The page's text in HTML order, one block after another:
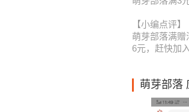
【小编点评】
萌芽部落满赠
6元，赶快加
萌芽部落